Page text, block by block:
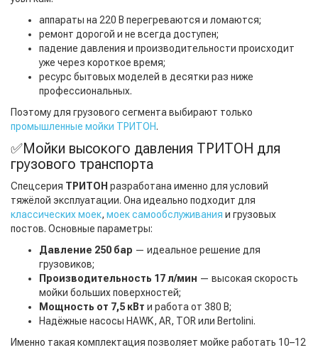
аппараты на 220 В перегреваются и ломаются;
ремонт дорогой и не всегда доступен;
падение давления и производительности происходит
уже через короткое время;
ресурс бытовых моделей в десятки раз ниже
профессиональных.
Поэтому для грузового сегмента выбирают только
промышленные мойки ТРИТОН.
✅Мойки высокого давления ТРИТОН для
грузового транспорта
Спецсерия ТРИТОН разработана именно для условий
тяжёлой эксплуатации. Она идеально подходит для
классических моек, моек самообслуживания и грузовых
постов. Основные параметры:
Давление 250 бар — идеальное решение для
грузовиков;
Производительность 17 л/мин — высокая скорость
мойки больших поверхностей;
Мощность от 7,5 кВт и работа от 380 В;
Надёжные насосы HAWK, AR, TOR или Bertolini.
Именно такая комплектация позволяет мойке работать 10–12